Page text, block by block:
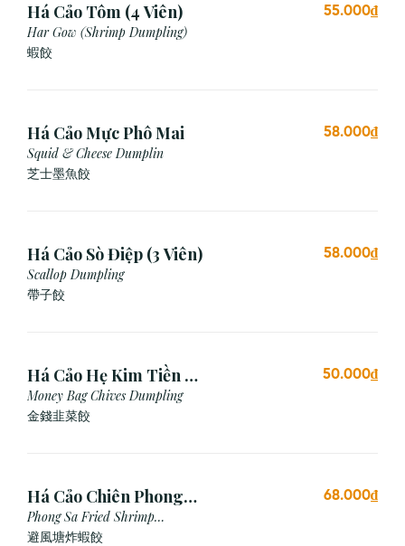
Há Cảo Tôm (4 Viên)
Har Gow (Shrimp Dumpling)
蝦餃
55.000₫
Há Cảo Mực Phô Mai
Squid & Cheese Dumplin
芝⼠墨⿂餃
58.000₫
Há Cảo Sò Điệp (3 Viên)
Scallop Dumpling
帶子餃
58.000₫
Há Cảo Hẹ Kim Tiền (3
Viên)
Money Bag Chives Dumpling
金錢韭菜餃
50.000₫
Há Cảo Chiên Phong
Sa
Phong Sa Fried Shrimp
Dumpling (Garlic Breadcrumb)
避風塘炸蝦餃
68.000₫